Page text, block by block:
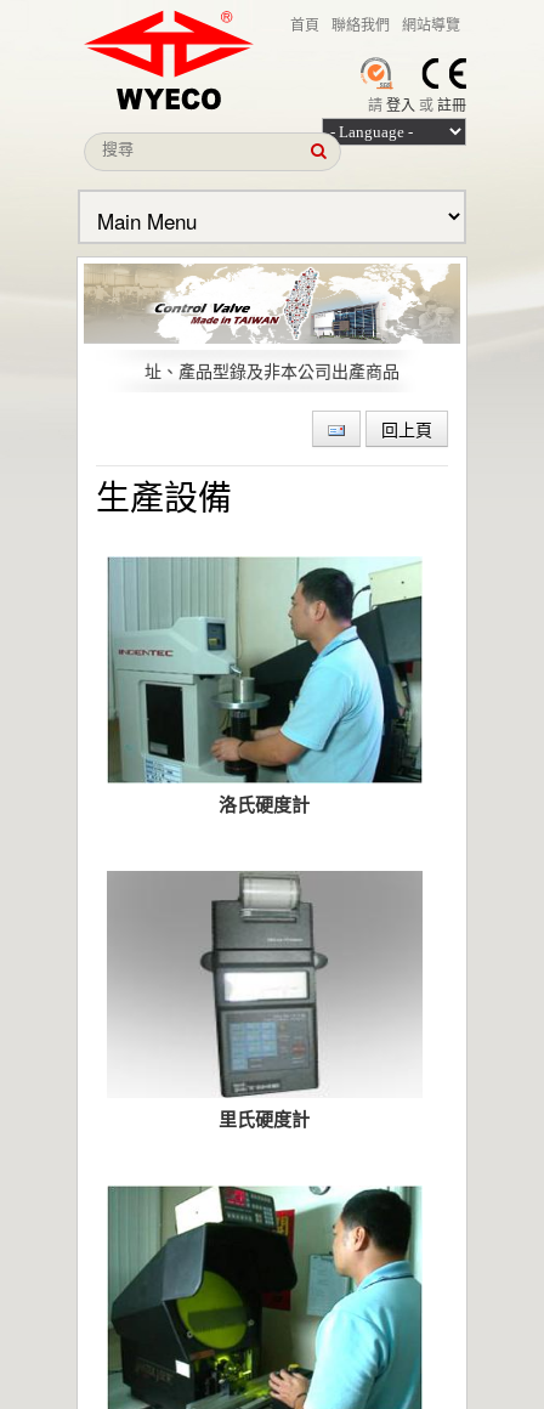
首頁 聯絡我們 網站導覽
請登入 或註冊
本公司名義遭冒用之聲明
近期出現仿冒我司全球多經銷據點的網站、網
址、產品型錄及非本公司出產商品
偉允閥業股份有限公司引領低逸散閥門技術，
助力石化與特殊化學產業邁向綠色轉型與
偉允閥業聯手洛克威爾 邁向IIoT轉型
智慧工廠最佳解決方案｜設備效能管理及資訊
亞洲工業4.0智慧製造系列展
2019偉允閥業尾牙餐敘
偉允閥業邱倉祥掌舵北市機器公會
~~杜絕仿冒 拒絕山寨~~
回上頁
生產設備
洛氏硬度計
里氏硬度計